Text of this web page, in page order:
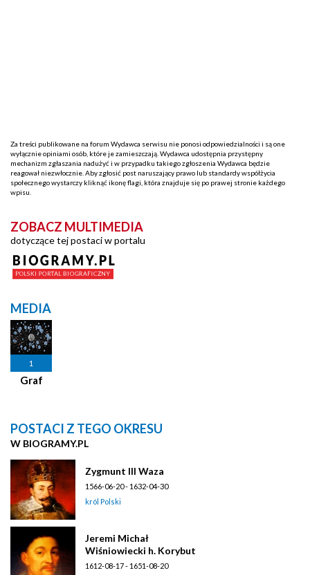
Za treści publikowane na forum Wydawca serwisu nie ponosi odpowiedzialności i są one
wyłącznie opiniami osób, które je zamieszczają. Wydawca udostępnia przystępny
mechanizm zgłaszania nadużyć i w przypadku takiego zgłoszenia Wydawca będzie
reagował niezwłocznie. Aby zgłosić post naruszający prawo lub standardy współżycia
społecznego wystarczy kliknąć ikonę flagi, która znajduje się po prawej stronie każdego
wpisu.
ZOBACZ MULTIMEDIA
dotyczące tej postaci w portalu
MEDIA
1
Graf
POSTACI Z TEGO OKRESU
W BIOGRAMY.PL
Zygmunt III Waza
1566-06-20 - 1632-04-30
król Polski
Jeremi Michał
Wiśniowiecki h. Korybut
1612-08-17 - 1651-08-20